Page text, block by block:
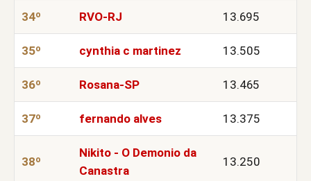
34º RVO-RJ 13.695
35º cynthia c martinez 13.505
36º Rosana-SP 13.465
37º fernando alves 13.375
38º
Nikito - O Demonio da
Canastra
13.250